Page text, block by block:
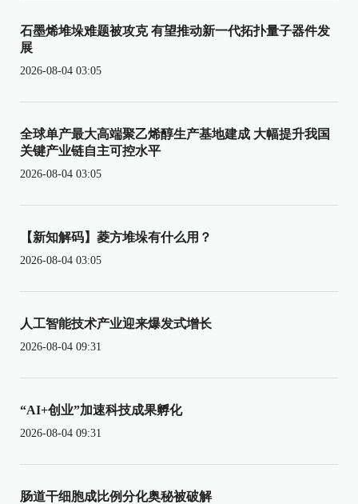
石墨烯堆垛难题被攻克 有望推动新一代拓扑量子器件发
展
2026-08-04 03:05
全球单产最大高端聚乙烯醇生产基地建成 大幅提升我国
关键产业链自主可控水平
2026-08-04 03:05
【新知解码】菱方堆垛有什么用？
2026-08-04 03:05
人工智能技术产业迎来爆发式增长
2026-08-04 09:31
“AI+创业”加速科技成果孵化
2026-08-04 09:31
肠道干细胞成比例分化奥秘被破解